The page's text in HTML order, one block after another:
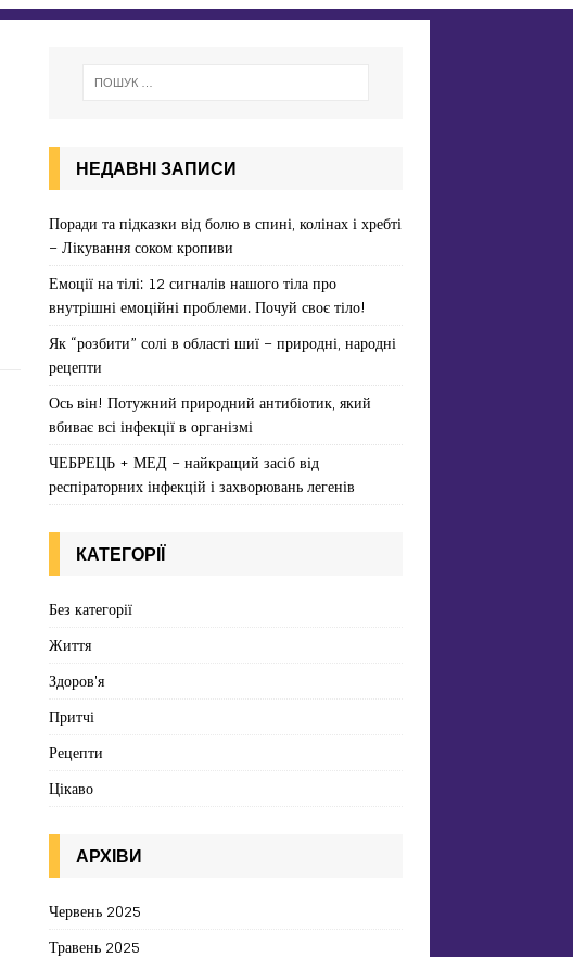
НЕДАВНІ ЗАПИСИ
Поради та підказки від болю в спині, колінах і хребті
– Лікування соком кропиви
Емоції на тілі: 12 сигналів нашого тіла про
внутрішні емоційні проблеми. Почуй своє тіло!
Як “розбити” солі в області шиї – природні, народні
рецепти
Ось він! Потужний природний антибіотик, який
вбиває всі інфекції в організмі
ЧЕБРЕЦЬ + МЕД – найкращий засіб від
респіраторних інфекцій і захворювань легенів
КАТЕГОРІЇ
Без категорії
Життя
Здоров'я
Притчі
Рецепти
Цікаво
АРХІВИ
Червень 2025
Травень 2025